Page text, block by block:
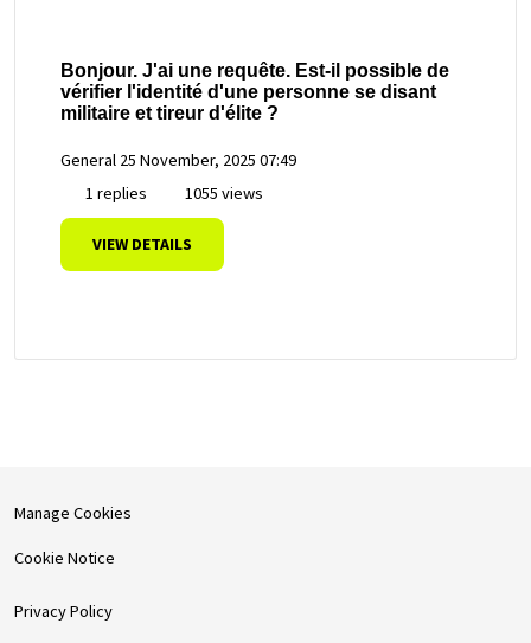
Bonjour. J'ai une requête. Est-il possible de
vérifier l'identité d'une personne se disant
militaire et tireur d'élite ?
General 25 November, 2025 07:49
1 replies
1055 views
VIEW DETAILS
Manage Cookies
Cookie Notice
Privacy Policy